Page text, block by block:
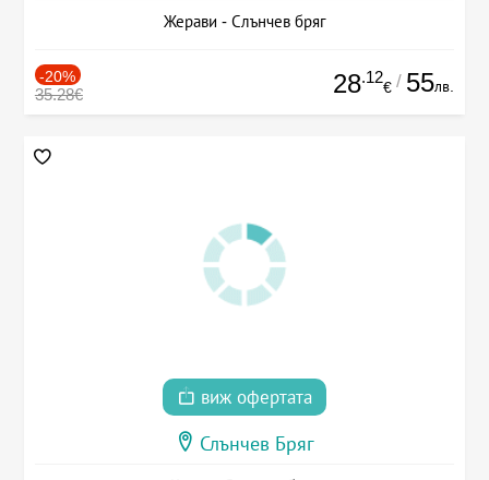
Жерави - Слънчев бряг
-20%
35.28€ 28.12
€ / 55лв.
виж офертата
Слънчев Бряг